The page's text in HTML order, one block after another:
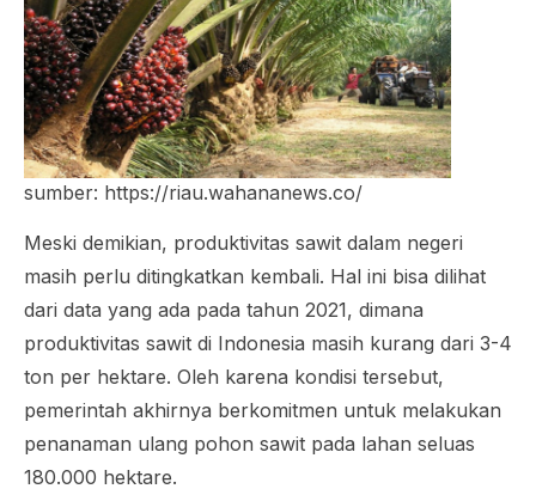
sumber: https://riau.wahananews.co/
Meski demikian, produktivitas sawit dalam negeri
masih perlu ditingkatkan kembali. Hal ini bisa dilihat
dari data yang ada pada tahun 2021, dimana
produktivitas sawit di Indonesia masih kurang dari 3-4
ton per hektare. Oleh karena kondisi tersebut,
pemerintah akhirnya berkomitmen untuk melakukan
penanaman ulang pohon sawit pada lahan seluas
180.000 hektare.